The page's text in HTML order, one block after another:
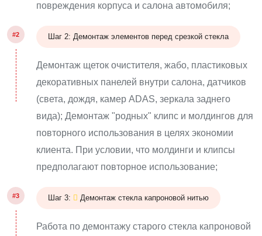
повреждения корпуса и салона автомобиля;
#2 Шаг 2: Демонтаж элементов перед срезкой стекла
Демонтаж щеток очистителя, жабо, пластиковых
декоративных панелей внутри салона, датчиков
(света, дождя, камер ADAS, зеркала заднего
вида); Демонтаж "родных" клипс и молдингов для
повторного использования в целях экономии
клиента. При условии, что молдинги и клипсы
предполагают повторное использование;
#3 Шаг 3: Демонтаж стекла капроновой нитью
Работа по демонтажу старого стекла капроновой